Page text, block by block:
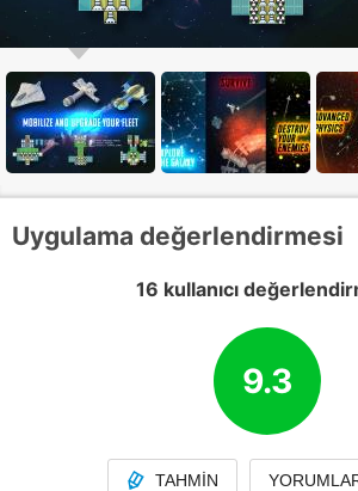
Uygulama değerlendirmesi
16 kullanıcı
9.3
TAHMIN